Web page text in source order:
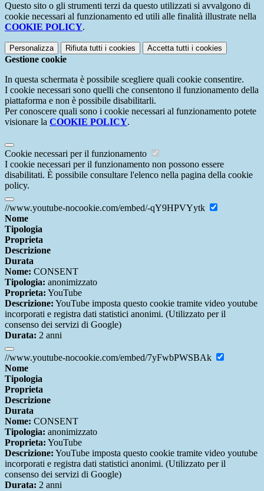
Questo sito o gli strumenti terzi da questo utilizzati si avvalgono di
cookie necessari al funzionamento ed utili alle finalità illustrate nella
COOKIE POLICY.
Personalizza Rifiuta tutti i cookies Accetta tutti i cookies
Gestione cookie
In questa schermata è possibile scegliere quali cookie consentire.
I cookie necessari sono quelli che consentono il funzionamento della
piattaforma e non è possibile disabilitarli.
Per conoscere quali sono i cookie necessari al funzionamento potete
visionare la COOKIE POLICY.
Cookie necessari per il funzionamento
I cookie necessari per il funzionamento non possono essere
disabilitati. È possibile consultare l'elenco nella pagina della cookie
policy.
//www.youtube-nocookie.com/embed/-qY9HPVYytk
Nome
Tipologia
Proprieta
Descrizione
Durata
Nome: CONSENT
Tipologia: anonimizzato
Proprieta: YouTube
Descrizione: YouTube imposta questo cookie tramite video youtube
incorporati e registra dati statistici anonimi. (Utilizzato per il
consenso dei servizi di Google)
Durata: 2 anni
//www.youtube-nocookie.com/embed/7yFwbPWSBAk
Nome
Tipologia
Proprieta
Descrizione
Durata
Nome: CONSENT
Tipologia: anonimizzato
Proprieta: YouTube
Descrizione: YouTube imposta questo cookie tramite video youtube
incorporati e registra dati statistici anonimi. (Utilizzato per il
consenso dei servizi di Google)
Durata: 2 anni